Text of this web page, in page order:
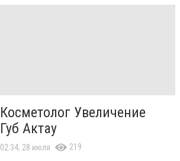
Косметолог Увеличение
Губ Актау
02:34, 28 июля 219